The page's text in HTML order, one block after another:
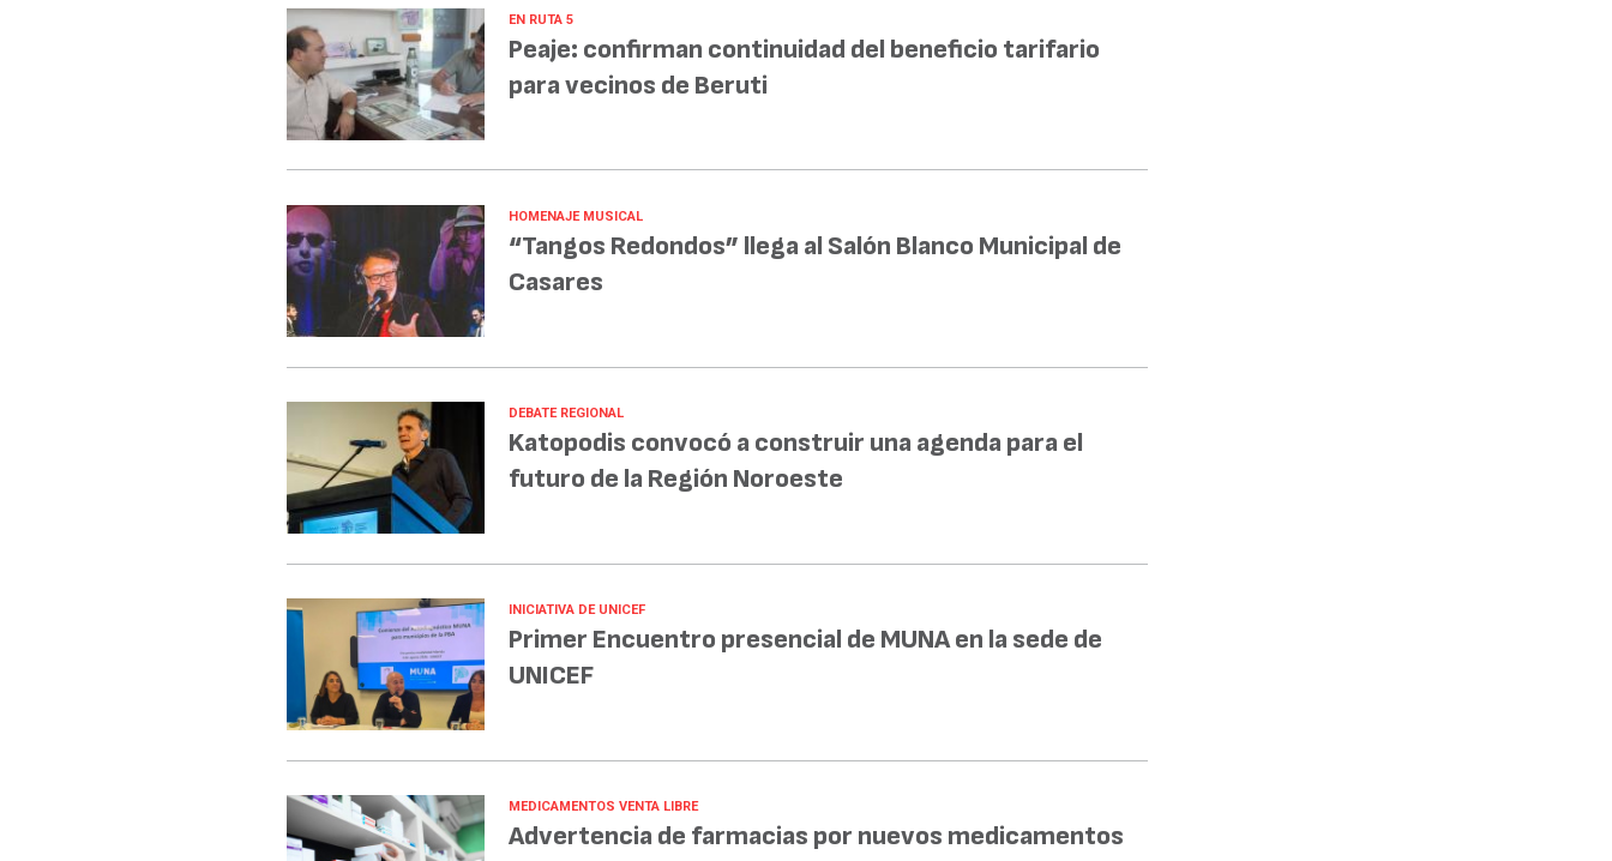
EN RUTA 5
Peaje: confirman continuidad del beneficio tarifario
para vecinos de Beruti
HOMENAJE MUSICAL
“Tangos Redondos” llega al Salón Blanco Municipal de
Casares
DEBATE REGIONAL
Katopodis convocó a construir una agenda para el
futuro de la Región Noroeste
INICIATIVA DE UNICEF
Primer Encuentro presencial de MUNA en la sede de
UNICEF
MEDICAMENTOS VENTA LIBRE
Advertencia de farmacias por nuevos medicamentos